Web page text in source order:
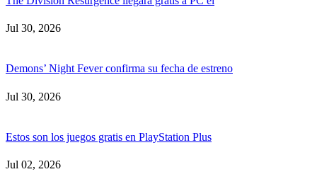
Jul 30, 2026
Demons’ Night Fever confirma su fecha de estreno
Jul 30, 2026
Estos son los juegos gratis en PlayStation Plus
Jul 02, 2026